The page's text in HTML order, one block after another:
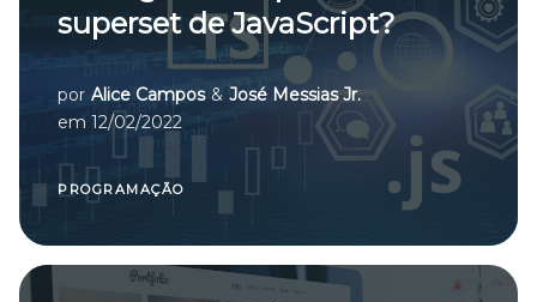
superset de JavaScript?
por Alice Campos & José Messias Jr.
em 12/02/2022
PROGRAMAÇÃO